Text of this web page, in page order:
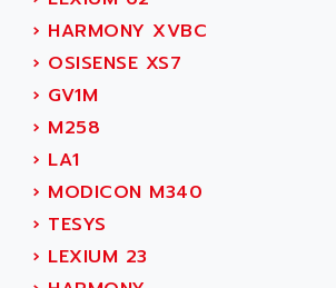
SYNCHRONOUS SERVO MOTOR
SIMOTICS S
Kinetix 6000
MELSEC
ND
SIMOVERT P
RTS
VPC
ARTIS
ARTLII
ARX
AS INFO
ASAHI ENGINEERING
ASANTE
ASC
› HARMONY XVBC
› OSISENSE XS7
› GV1M
› M258
› LA1
› MODICON M340
› TESYS
› LEXIUM 23